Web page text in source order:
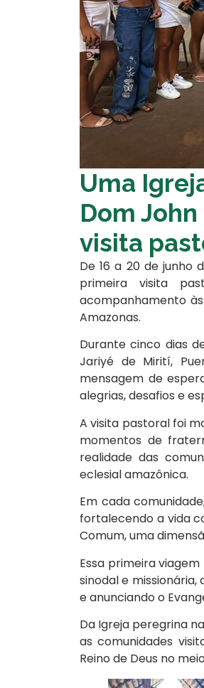
Uma
Dom
visita
De 16 a 20 de junho
primeira visita
acompanhamento
Amazonas.
Durante cinco dias
Jariyé de Mirití,
mensagem de
alegrias, desafios e
A visita pastoral foi
momentos de
realidade das
eclesial amazônica.
Em cada
fortalecendo a vida
Comum, uma
Essa primeira
sinodal e
e anunciando o
Da Igreja peregrina
as comunidades
Reino de Deus no